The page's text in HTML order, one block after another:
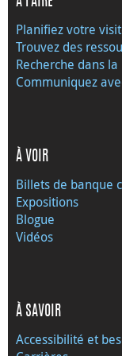
Planifiez votre
Trouvez des
Recherche dans
Communiquez
À VOIR
Billets de banque
Expositions
Blogue
Vidéos
À SAVOIR
Accessibilité et